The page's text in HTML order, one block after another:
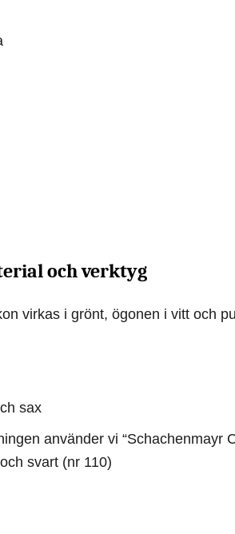
och verktyg
virkas i grönt, ögonen i vitt och
sax
använder vi “Schachenmayr
svart (nr 110)